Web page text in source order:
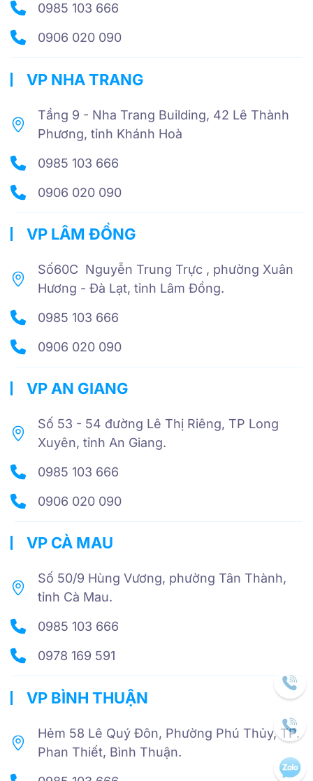
0985 103 666
0906 020 090
VP NHA TRANG
Tầng 9 - Nha Trang Building, 42 Lê Thành
Phương, tỉnh Khánh Hoà
0985 103 666
0906 020 090
VP LÂM ĐỒNG
Số60C Nguyễn Trung Trực , phường Xuân
Hương - Đà Lạt, tỉnh Lâm Đồng.
0985 103 666
0906 020 090
VP AN GIANG
Số 53 - 54 đường Lê Thị Riêng, TP Long
Xuyên, tỉnh An Giang.
0985 103 666
0906 020 090
VP CÀ MAU
Số 50/9 Hùng Vương, phường Tân Thành,
tỉnh Cà Mau.
0985 103 666
0978 169 591
VP BÌNH THUẬN
Hẻm 58 Lê Quý Đôn, Phường Phú Thủy, TP.
Phan Thiết, Bình Thuận.